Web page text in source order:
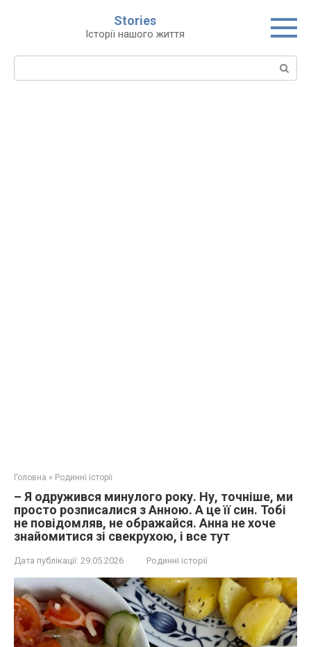
Stories
Історії нашого життя
Пошук:
Головна » Родинні історії
– Я одружився минулого року. Ну, точніше, ми
просто розписалися з Анною. А це її син. Тобі
не повідомляв, не ображайся. Анна не хоче
знайомитися зі свекрухою, і все тут
Дата публікації: 29.05.2026 Родинні історії